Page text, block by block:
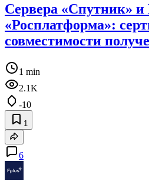
Сервера «Спутник»
«Росплатформа»:
совместимости
1 min
2.1K
-10
1
6